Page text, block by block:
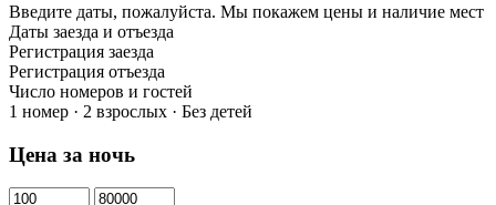
Введите даты, пожалуйста. Мы покажем цены и наличие мест
Даты заезда и отъезда
Регистрация заезда
Регистрация отъезда
Число номеров и гостей
1 номер · 2 взрослых · Без детей
Цена за ночь